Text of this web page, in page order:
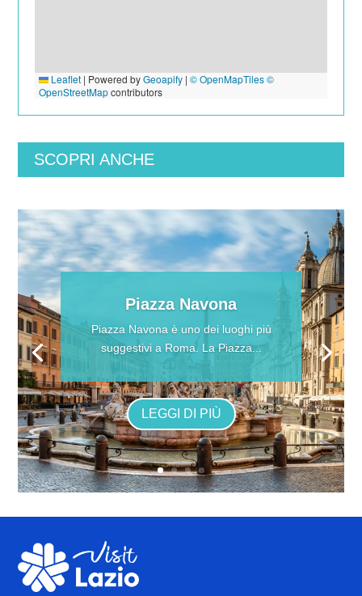
Leaflet | Powered byGeoapify |© OpenMapTiles ©
OpenStreetMapcontributors
SCOPRI ANCHE
Piazza Navona
Piazza Navona è uno dei luoghi più
suggestivi a Roma. La Piazza...
LEGGI DI PIÙ